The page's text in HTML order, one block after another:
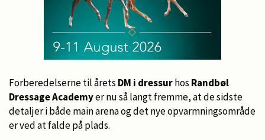
Forberedelserne til årets DM i dressurhos Randbøl
Dressage Academyer nu så langt fremme, at de sidste
detaljer i både main arena og det nye opvarmningsområde
er ved at falde på plads.